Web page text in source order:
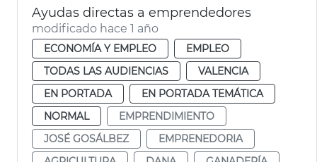
Ayudas directas a emprendedores
modificado hace 1 año
ECONOMÍA Y EMPLEO
EMPLEO
TODAS LAS AUDIENCIAS
VALENCIA
EN PORTADA
EN PORTADA TEMÁTICA
NORMAL
EMPRENDIMIENTO
JOSÉ GOSÁLBEZ
EMPRENEDORIA